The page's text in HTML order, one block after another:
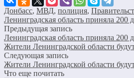
Донбасс, МВД, полиция,
Ленинградская область приняла 200
Предыдущая запись
Ленинградская область приняла 200
Жители Ленинградской области
Следующая запись
Жители Ленинградской области
Что еще почитать